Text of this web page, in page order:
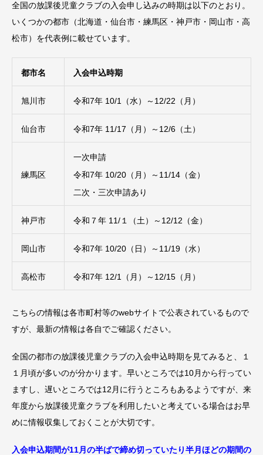
全国の放課後児童クラブの入会申し込みの時期は以下のとおり。
いくつかの都市（北海道・仙台市・練馬区・神戸市・岡山市・高
松市）を代表例に載せています。
都市名 入会申込時期
旭川市 令和7年 10/1（水）～12/22（月）
仙台市 令和7年 11/17（月）～12/6（土）
練馬区
一次申請
令和7年 10/20（月）～11/14（金）
二次・三次申請あり
神戸市 令和７年 11/１（土）～12/12（金）
岡山市 令和7年 10/20（日）～11/19（水）
高松市 令和7年 12/1（月）～12/15（月）
こちらの情報は各市町村等のwebサイトで公表されているもので
すが、最新の情報は各自でご確認ください。
全国の都市の放課後児童クラブの入会申込時期を見てみると、１
１月頃が多いのが分かります。早いところでは10月から行ってい
ますし、遅いところでは12月に行うところもあるようですが、来
年度から放課後児童クラブを利用したいと考えている場合はお早
めに情報収集しておくことが大切です。
入会申込期間が11月の半ばで締め切っていたり半月ほどの期間の